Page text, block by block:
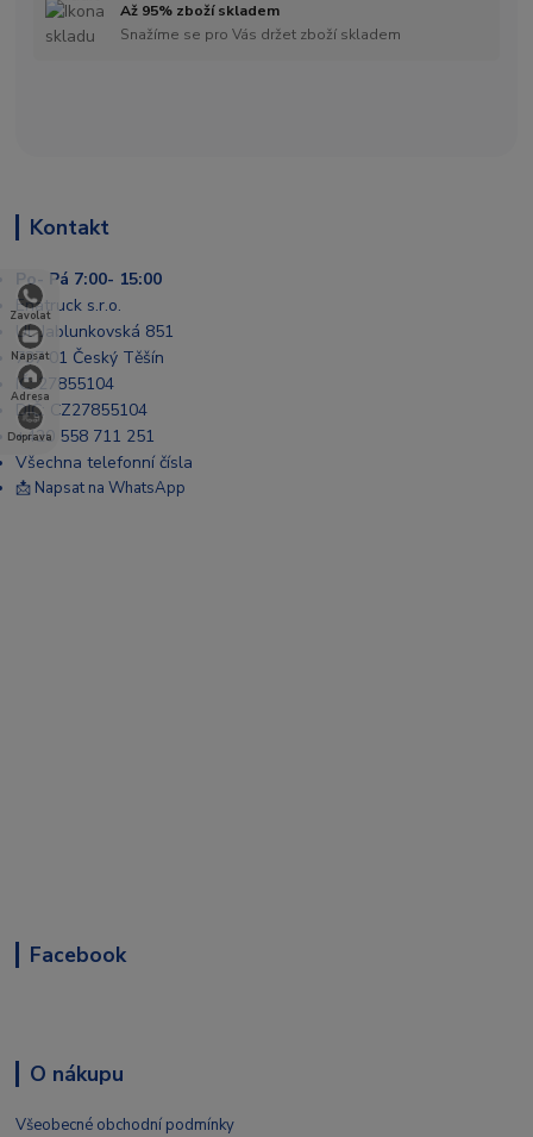
Zavolat
Napsat
Adresa
Doprava
Až 95% zboží skladem
Snažíme se pro Vás držet zboží skladem
Kontakt
Po- Pá 7:00- 15:00
Enatruck s.r.o.
Ul. Jablunkovská 851
737 01 Český Těšín
IČ: 27855104
DIČ: CZ27855104
+420 558 711 251
Všechna telefonní čísla
📩 Napsat na WhatsApp
Facebook
O nákupu
Všeobecné obchodní podmínky